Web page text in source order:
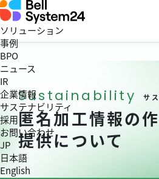
ソリューション
事例
BPO
ニュース
IR
企業情報
サステナビリティ
採用
お問い合わせ
JP
日本語
English
Sustainability サ
匿名加工情報の
提供について